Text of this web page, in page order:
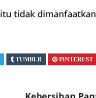
tidak
TUMBLR PINTEREST